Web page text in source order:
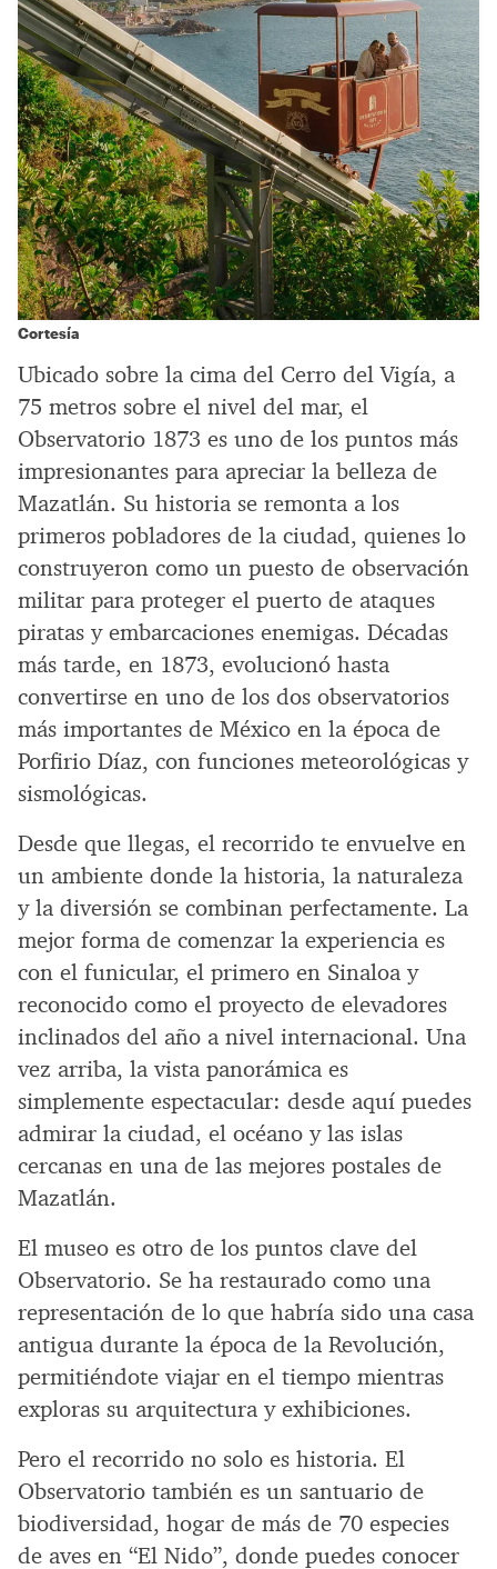
Cortesía
Ubicado sobre la cima del Cerro del Vigía, a
75 metros sobre el nivel del mar, el
Observatorio 1873 es uno de los puntos más
impresionantes para apreciar la belleza de
Mazatlán. Su historia se remonta a los
primeros pobladores de la ciudad, quienes lo
construyeron como un puesto de observación
militar para proteger el puerto de ataques
piratas y embarcaciones enemigas. Décadas
más tarde, en 1873, evolucionó hasta
convertirse en uno de los dos observatorios
más importantes de México en la época de
Porfirio Díaz, con funciones meteorológicas y
sismológicas.
Desde que llegas, el recorrido te envuelve en
un ambiente donde la historia, la naturaleza
y la diversión se combinan perfectamente. La
mejor forma de comenzar la experiencia es
con el funicular, el primero en Sinaloa y
reconocido como el proyecto de elevadores
inclinados del año a nivel internacional. Una
vez arriba, la vista panorámica es
simplemente espectacular: desde aquí puedes
admirar la ciudad, el océano y las islas
cercanas en una de las mejores postales de
Mazatlán.
El museo es otro de los puntos clave del
Observatorio. Se ha restaurado como una
representación de lo que habría sido una casa
antigua durante la época de la Revolución,
permitiéndote viajar en el tiempo mientras
exploras su arquitectura y exhibiciones.
Pero el recorrido no solo es historia. El
Observatorio también es un santuario de
biodiversidad, hogar de más de 70 especies
de aves en “El Nido”, donde puedes conocer